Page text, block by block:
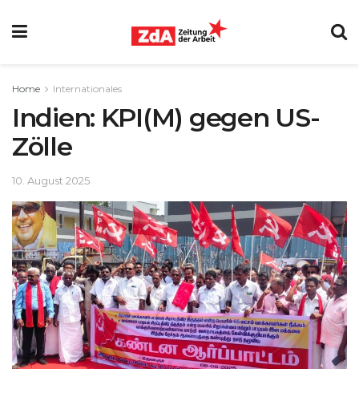
Home Internationales
Indien: KPI(M) gegen US-
Zölle
10. August 2025